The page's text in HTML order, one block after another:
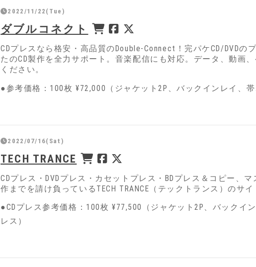
2022/11/22(Tue)
ダブルコネクト
CDプレスなら格安・高品質のDouble-Connect！完パケCD/DVD
たのCD製作を全力サポート。音楽配信にも対応。データ、動画
ください。
●参考価格：100枚 ¥72,000（ジャケット2P、バックインレイ、帯
2022/07/16(Sat)
TECH TRANCE
CDプレス・DVDプレス・カセットプレス・BDプレス＆コピー、
作までを請け負っているTECH TRANCE（テックトランス）のサイ
●CDプレス参考価格：100枚 ¥77,500（ジャケット2P、バック
レス）